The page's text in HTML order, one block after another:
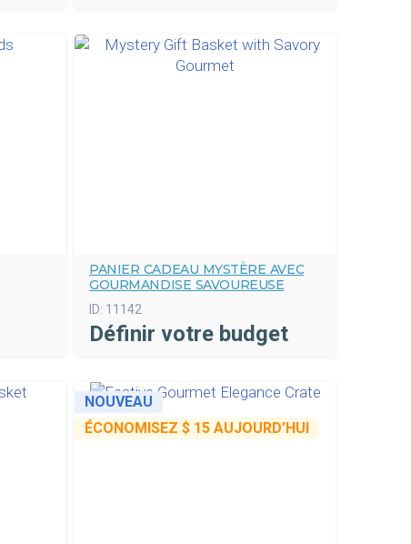
PANIER CADEAU MYSTÈRE AVEC
GOURMANDISE SAVOUREUSE
ID: 11142
Définir votre budget
NOUVEAU
ÉCONOMISEZ $ 15 AUJOURD’HUI